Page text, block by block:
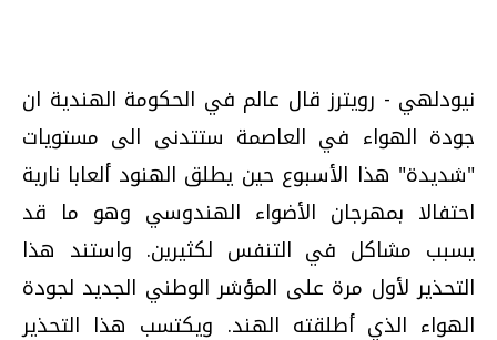
نيودلهي - رويترز قال عالم في الحكومة الهندية ان
جودة الهواء في العاصمة ستتدنى الى مستويات
"شديدة" هذا الأسبوع حين يطلق الهنود ألعابا نارية
احتفالا بمهرجان الأضواء الهندوسي وهو ما قد
يسبب مشاكل في التنفس لكثيرين. واستند هذا
التحذير لأول مرة على المؤشر الوطني الجديد لجودة
الهواء الذي أطلقته الهند. ويكتسب هذا التحذير